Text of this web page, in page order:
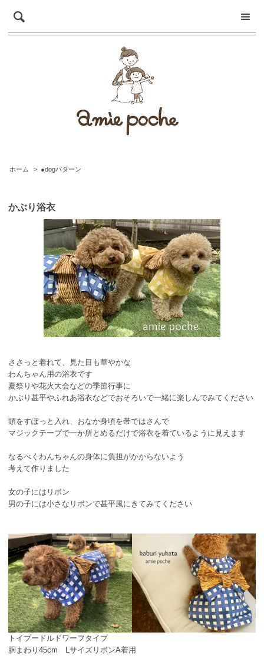
ホーム > ●dogパターン
かぶり浴衣
ささっと着れて、見た目も華やかな
わんちゃん用の浴衣です
夏祭りや花火大会などの季節行事に
かぶり甚平やふれあ浴衣などでおそろいで一緒に楽しんでみてください
頭をすぽっと入れ、おなか身頃を帯ではさんで
マジックテープで一か所とめるだけで浴衣を着ているように見えます
なるべくわんちゃんの身体に負担がかからないよう
考えて作りました
女の子にはリボン
男の子には小さなリボンで甚平風にきてみてください
トイプードルドワーフタイプ
胴まわり45cm LサイズリボンA着用